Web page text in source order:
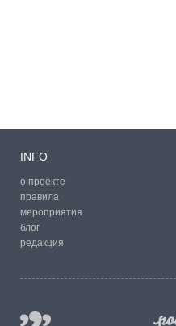
INFO
о проекте
правила
мероприятия
блог
редакция